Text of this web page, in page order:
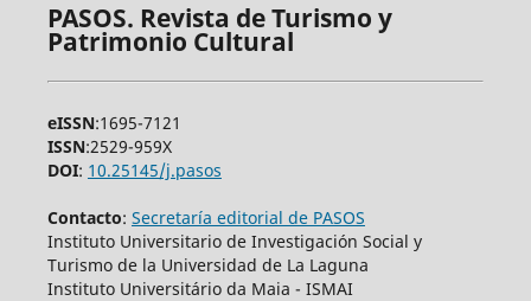
PASOS. Revista de Turismo y
Patrimonio Cultural
eISSN:1695-7121
ISSN:2529-959X
DOI: 10.25145/j.pasos
Contacto: Secretaría editorial de PASOS
Instituto Universitario de Investigación Social y
Turismo de la Universidad de La Laguna
Instituto Universitário da Maia - ISMAI